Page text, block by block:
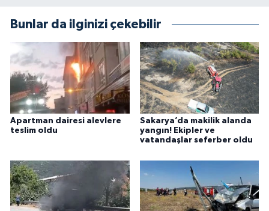
Bunlar da ilginizi çekebilir
Apartman dairesi alevlere
teslim oldu
Sakarya’da makilik alanda
yangın! Ekipler ve
vatandaşlar seferber oldu